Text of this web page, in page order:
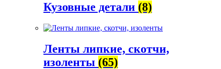
Кузовные детали (8)
Ленты липкие, скотчи,
изоленты (65)